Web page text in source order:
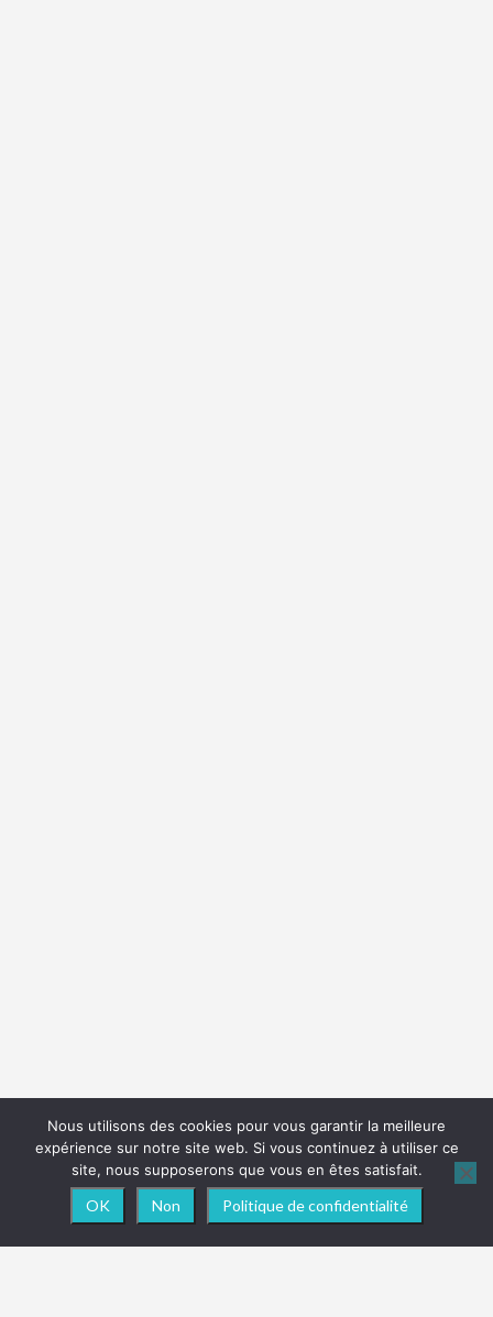
Nous utilisons des cookies pour vous garantir la meilleure
expérience sur notre site web. Si vous continuez à utiliser ce
site, nous supposerons que vous en êtes satisfait.
OK Non Politique de confidentialité